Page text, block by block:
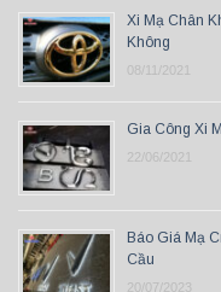
Xi Mạ Chân
Không
08/11/2021
Gia Công Xi
22/06/2021
Báo Giá Mạ
Cầu
20/07/2023